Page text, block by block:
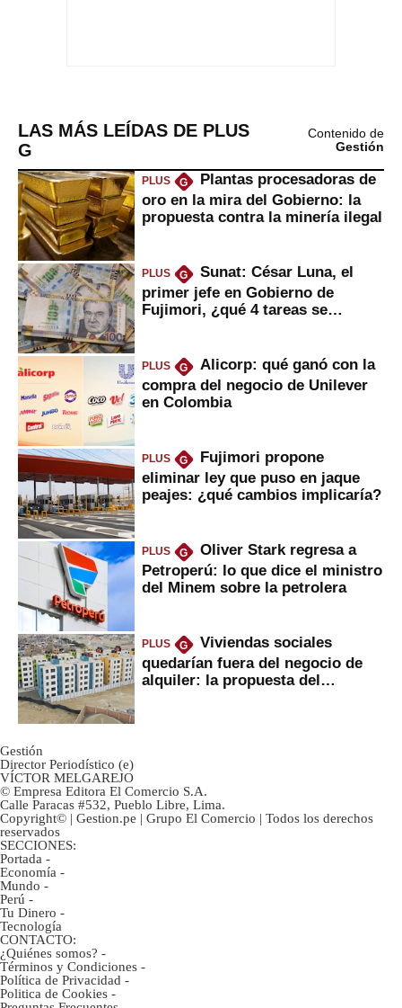
LAS MÁS LEÍDAS DE PLUS
G
Contenido de
Gestión
PLUS G
Plantas procesadoras de
oro en la mira del Gobierno: la
propuesta contra la minería ilegal
PLUS G
Sunat: César Luna, el
primer jefe en Gobierno de
Fujimori, ¿qué 4 tareas se
PLUS G
Alicorp: qué ganó con la
compra del negocio de Unilever
en Colombia
PLUS G
Fujimori propone
eliminar ley que puso en jaque
peajes: ¿qué cambios implicaría?
PLUS G
Oliver Stark regresa a
Petroperú: lo que dice el ministro
del Minem sobre la petrolera
PLUS G
Viviendas sociales
quedarían fuera del negocio de
alquiler: la propuesta del
Gestión
Director Periodístico (e)
VÍCTOR MELGAREJO
© Empresa Editora El Comercio S.A.
Calle Paracas #532, Pueblo Libre, Lima.
Copyright© | Gestion.pe | Grupo El Comercio | Todos los derechos
reservados
SECCIONES:
Portada -
Economía -
Mundo -
Perú -
Tu Dinero -
Tecnología
CONTACTO:
¿Quiénes somos? -
Términos y Condiciones -
Política de Privacidad -
Politica de Cookies -